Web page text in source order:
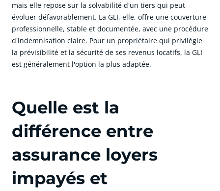
mais elle repose sur la solvabilité d'un tiers qui peut
évoluer défavorablement. La GLI, elle, offre une couverture
professionnelle, stable et documentée, avec une procédure
d'indemnisation claire. Pour un propriétaire qui privilégie
la prévisibilité et la sécurité de ses revenus locatifs, la GLI
est généralement l'option la plus adaptée.
Quelle est la
différence entre
assurance loyers
impayés et